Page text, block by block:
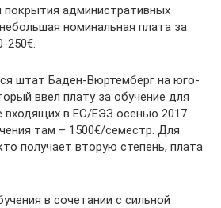
покрытия административных
номинальная плата за
250€.
штат Баден-Вюртемберг на юго-
ввел плату за обучение для
входящих в ЕС/ЕЭЗ осенью 2017
там – 1500€/семестр. Для
получает вторую степень, плата
в сочетании с сильной